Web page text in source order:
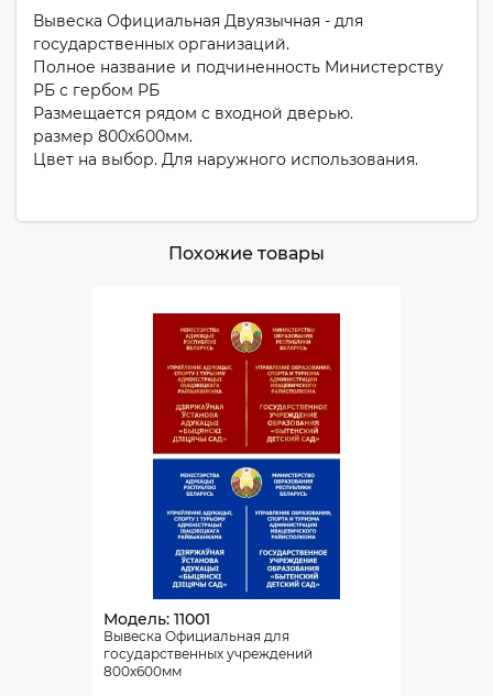
Вывеска Официальная Двуязычная - для
государственных организаций.
Полное название и подчиненность Министерству
РБ с гербом РБ
Размещается рядом с входной дверью.
размер 800х600мм.
Цвет на выбор. Для наружного использования.
Похожие товары
Модель: 11001
Вывеска Официальная для
государственных учреждений
800х600мм